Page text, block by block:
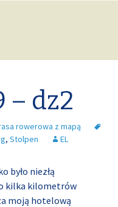
– dz2
rowerowa z mapą
, Stolpen EL
było niezłą
kilka kilometrów
moją hotelową